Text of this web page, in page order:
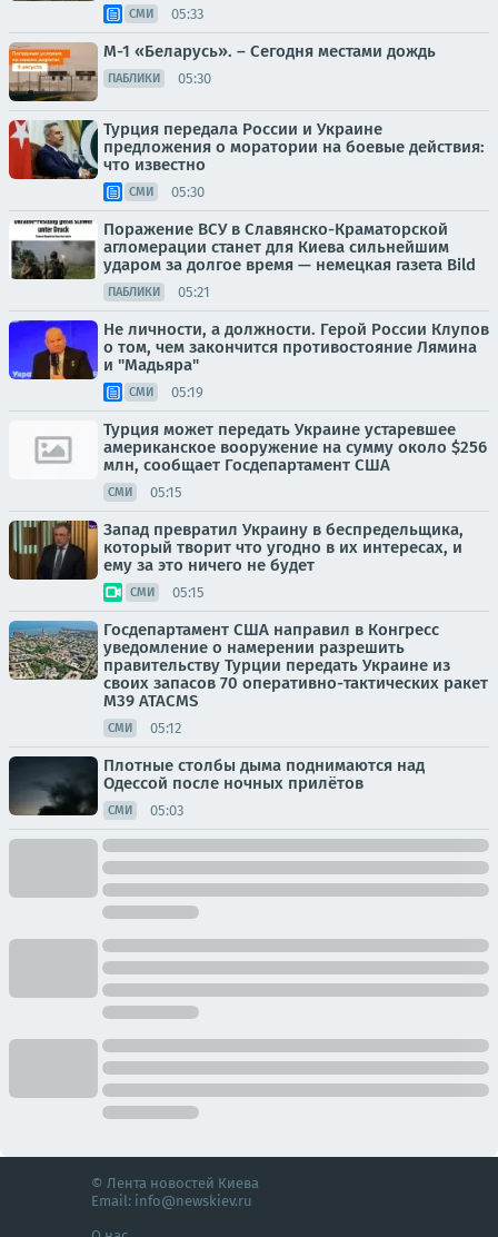
СМИ 05:33
М-1 «Беларусь». – Сегодня местами дождь
ПАБЛИКИ 05:30
Турция передала России и Украине
предложения о моратории на боевые действия:
что известно
СМИ 05:30
Поражение ВСУ в Славянско-Краматорской
агломерации станет для Киева сильнейшим
ударом за долгое время — немецкая газета Bild
ПАБЛИКИ 05:21
Не личности, а должности. Герой России Клупов
о том, чем закончится противостояние Лямина
и "Мадьяра"
СМИ 05:19
Турция может передать Украине устаревшее
американское вооружение на сумму около $256
млн, сообщает Госдепартамент США
СМИ 05:15
Запад превратил Украину в беспредельщика,
который творит что угодно в их интересах, и
ему за это ничего не будет
СМИ 05:15
Госдепартамент США направил в Конгресс
уведомление о намерении разрешить
правительству Турции передать Украине из
своих запасов 70 оперативно-тактических ракет
M39 ATACMS
СМИ 05:12
Плотные столбы дыма поднимаются над
Одессой после ночных прилётов
СМИ 05:03
© Лента новостей Киева
Email: info@newskiev.ru